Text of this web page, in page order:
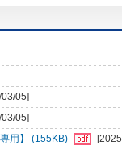
05]
05]
用】 (155KB)